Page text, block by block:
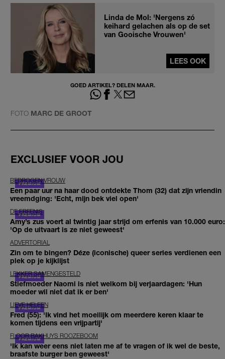
Linda de Mol: 'Nergens zó
keihard gelachen als op de set
van Gooische Vrouwen'
LEES OOK
GOED ARTIKEL? DELEN MAAR.
FOTO MARC DE GROOT
EXCLUSIEF VOOR JOU
BEDROGEN VROUW
Een paar uur na haar dood ontdekte Thom (32) dat zijn vriendin
vreemdging: 'Echt, mijn bek viel open'
DE ERFENIS
Amy’s zus voert al twintig jaar strijd om erfenis van 10.000 euro:
'Op de uitvaart is ze niet geweest'
ADVERTORIAL
Zin om te bingen? Déze (iconische) queer series verdienen een
plek op je kijklijst
LEKKER SAMENGESTELD
Stiefmoeder Naomi is niet welkom bij verjaardagen: 'Hun
moeder wil niet dat ik er ben'
LIEVE HELEEN
Fred (55): 'Ik vind het moeilijk om meerdere keren klaar te
komen tijdens een vrijpartij'
FLOOR BAKHUYS ROOZEBOOM
'Ik kan weer eens niet laten me af te vragen of ik wel de beste,
braafste burger ben geweest'